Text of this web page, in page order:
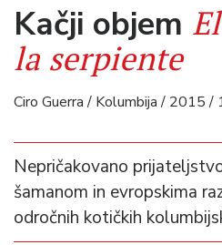
Kačji objem
la serpiente
Ciro Guerra / Kolumbija / 2015 /
Nepričakovano
šamanom in evropskima
odročnih kotičkih